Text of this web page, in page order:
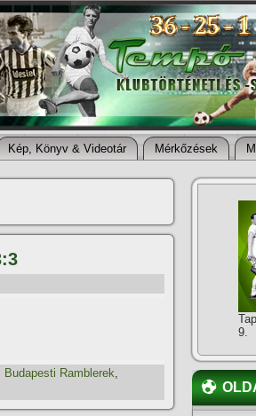
Kép, Könyv & Videotár Mérkőzések
Budapesti Ramblerek,
9.